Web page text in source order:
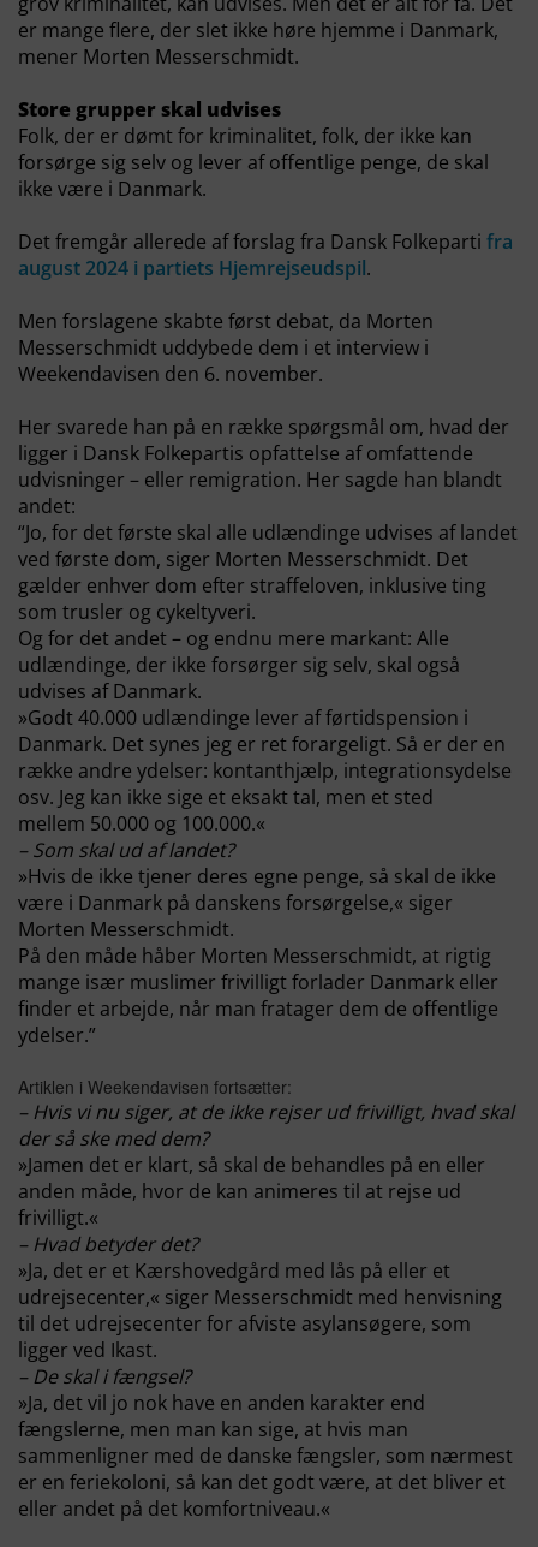
er mange flere, der slet ikke høre hjemme i Danmark,
mener Morten Messerschmidt.
Store grupper skal udvises
Folk, der er dømt for kriminalitet, folk, der ikke kan
forsørge sig selv og lever af offentlige penge, de skal
ikke være i Danmark.
Det fremgår allerede af forslag fra Dansk Folkeparti fra
august 2024 i partiets Hjemrejseudspil.
Men forslagene skabte først debat, da Morten
Messerschmidt uddybede dem i et interview i
Weekendavisen den 6. november.
Her svarede han på en række spørgsmål om, hvad der
ligger i Dansk Folkepartis opfattelse af omfattende
udvisninger – eller remigration. Her sagde han blandt
andet:
“Jo, for det første skal alle udlændinge udvises af landet
ved første dom, siger Morten Messerschmidt. Det
gælder enhver dom efter straffeloven, inklusive ting
som trusler og cykeltyveri.
Og for det andet – og endnu mere markant: Alle
udlændinge, der ikke forsørger sig selv, skal også
udvises af Danmark.
»Godt 40.000 udlændinge lever af førtidspension i
Danmark. Det synes jeg er ret forargeligt. Så er der en
række andre ydelser: kontanthjælp, integrationsydelse
osv. Jeg kan ikke sige et eksakt tal, men et sted
mellem 50.000 og 100.000.«
– Som skal ud af landet?
»Hvis de ikke tjener deres egne penge, så skal de ikke
være i Danmark på danskens forsørgelse,« siger
Morten Messerschmidt.
På den måde håber Morten Messerschmidt, at rigtig
mange især muslimer frivilligt forlader Danmark eller
finder et arbejde, når man fratager dem de offentlige
ydelser.”
Artiklen i Weekendavisen fortsætter:
– Hvis vi nu siger, at de ikke rejser ud frivilligt, hvad skal
der så ske med dem?
»Jamen det er klart, så skal de behandles på en eller
anden måde, hvor de kan animeres til at rejse ud
frivilligt.«
– Hvad betyder det?
»Ja, det er et Kærshovedgård med lås på eller et
udrejsecenter,« siger Messerschmidt med henvisning
til det udrejsecenter for afviste asylansøgere, som
ligger ved Ikast.
– De skal i fængsel?
»Ja, det vil jo nok have en anden karakter end
fængslerne, men man kan sige, at hvis man
sammenligner med de danske fængsler, som nærmest
er en feriekoloni, så kan det godt være, at det bliver et
eller andet på det komfortniveau.«